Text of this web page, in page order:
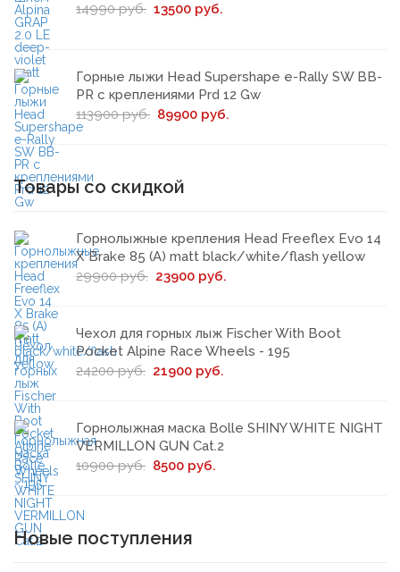
14990 руб. 13500 руб.
Горные лыжи Head Supershape e-Rally SW BB-
PR с креплениями Prd 12 Gw
113900 руб. 89900 руб.
Товары со скидкой
Горнолыжные крепления Head Freeflex Evo 14
X Brake 85 (A) matt black/white/flash yellow
29900 руб. 23900 руб.
Чехол для горных лыж Fischer With Boot
Pocket Alpine Race Wheels - 195
24200 руб. 21900 руб.
Горнолыжная маска Bolle SHINY WHITE NIGHT
VERMILLON GUN Cat.2
10900 руб. 8500 руб.
Новые поступления